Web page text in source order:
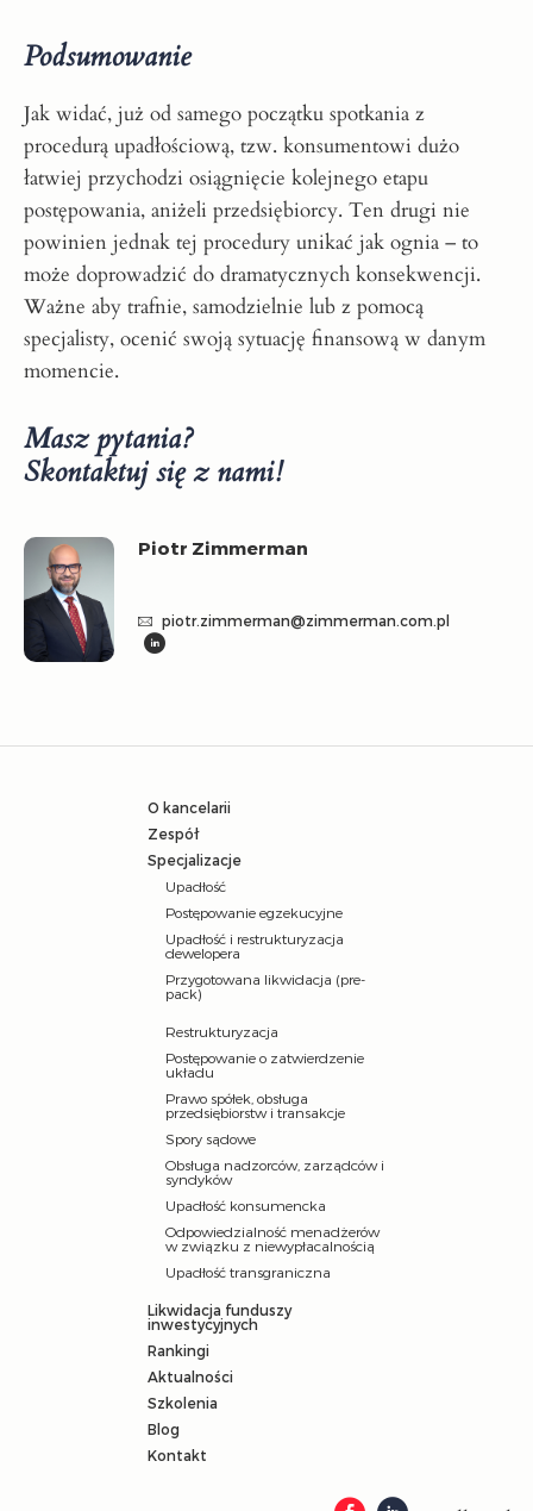
Podsumowanie
Jak widać, już od samego początku spotkania z
procedurą upadłościową, tzw. konsumentowi dużo
łatwiej przychodzi osiągnięcie kolejnego etapu
postępowania, aniżeli przedsiębiorcy. Ten drugi nie
powinien jednak tej procedury unikać jak ognia – to
może doprowadzić do dramatycznych konsekwencji.
Ważne aby trafnie, samodzielnie lub z pomocą
specjalisty, ocenić swoją sytuację finansową w danym
momencie.
Masz pytania?
Skontaktuj się z nami!
Piotr Zimmerman
piotr.zimmerman@zimmerman.com.pl
O kancelarii
Zespół
Specjalizacje
Upadłość
Postępowanie egzekucyjne
Upadłość i restrukturyzacja
dewelopera
Przygotowana likwidacja (pre-
pack)
Restrukturyzacja
Postępowanie o zatwierdzenie
układu
Prawo spółek, obsługa
przedsiębiorstw i transakcje
Spory sądowe
Obsługa nadzorców, zarządców i
syndyków
Upadłość konsumencka
Odpowiedzialność menadżerów
w związku z niewypłacalnością
Upadłość transgraniczna
Likwidacja funduszy
inwestycyjnych
Rankingi
Aktualności
Szkolenia
Blog
Kontakt